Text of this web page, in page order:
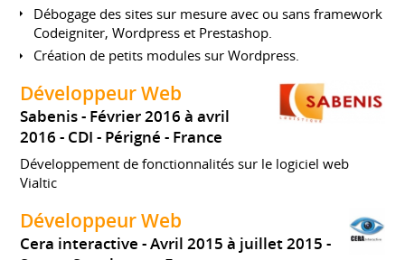
Débogage des sites sur mesure avec ou sans framework
Codeigniter, Wordpress et Prestashop.
Création de petits modules sur Wordpress.
Développeur Web
Sabenis
Février 2016 à avril
2016 CDI Périgné France
Développement de fonctionnalités sur le logiciel web
Vialtic
Développeur Web
Cera interactive
Avril 2015 à juillet 2015